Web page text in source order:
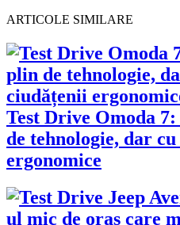
ARTICOLE SIMILARE
Test Drive Omoda
de tehnologie, dar
ergonomice